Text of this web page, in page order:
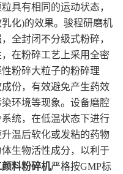
具有相同的运动状态，
化)的效果。骏程研磨机
全封闭不分级式粉碎，
在粉碎工艺上采用全密
粉碎大粒子的粉碎理
份，有效避免产生药效
环境等现象。设备磨腔
统，在低温状态下进行
温后软化或发粘的药物
生物活性成分，以利于
料粉碎机严格按GMP标